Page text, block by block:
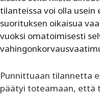
tilanteissa voi olla
suorituksen oikaisua
vuoksi omatoimisesti
Punnittuaan tilannetta
päätyi toteamaan, että